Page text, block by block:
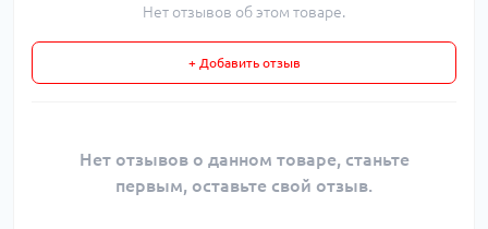
Нет отзывов об этом товаре.
+ Добавить отзыв
Нет отзывов о данном товаре, станьте
первым, оставьте свой отзыв.